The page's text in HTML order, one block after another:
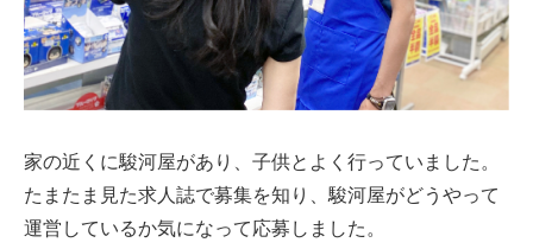
家の近くに駿河屋があり、子供とよく行っていました。
たまたま見た求人誌で募集を知り、駿河屋がどうやって
運営しているか気になって応募しました。